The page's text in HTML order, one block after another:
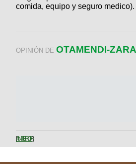
Fotos
del
Fotos
comida, equipo y seguro medico).
OPINIÓN DE OTAMENDI-
ANTERIOR